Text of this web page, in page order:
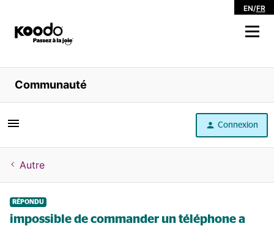
EN/FR
Magasiner
Libre service
Aide
Communauté
Connexion
Autre
RÉPONDU
impossible de commander un téléphone a